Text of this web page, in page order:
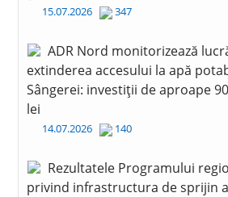
15.07.2026 347
ADR Nord monitorizează
extinderea accesului la apă
Sângerei: investiții de aproape
lei
14.07.2026 140
Rezultatele Programului
privind infrastructura de sprijin